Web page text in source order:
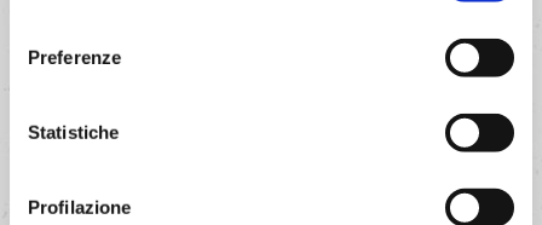
partner negli Stati Uniti consultare la nostra informativa
selezionare o negare il tuo consenso per alcuni o tutti i
possibile revocare il consenso in qualsiasi momento.
Preferenze
Statistiche
Profilazione
Rotolo di Pasqua ripieno di carciofi, salame, ricotta,